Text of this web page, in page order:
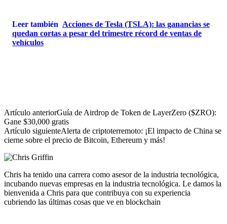
Leer también Acciones de Tesla (TSLA): las ganancias se
quedan cortas a pesar del trimestre récord de ventas de
vehículos
Artículo anteriorGuía de Airdrop de Token de LayerZero ($ZRO):
Gane $30,000 gratis
Artículo siguienteAlerta de criptoterremoto: ¡El impacto de China se
cierne sobre el precio de Bitcoin, Ethereum y más!
Chris ha tenido una carrera como asesor de la industria tecnológica,
incubando nuevas empresas en la industria tecnológica. Le damos la
bienvenida a Chris para que contribuya con su experiencia
cubriendo las últimas cosas que ve en blockchain